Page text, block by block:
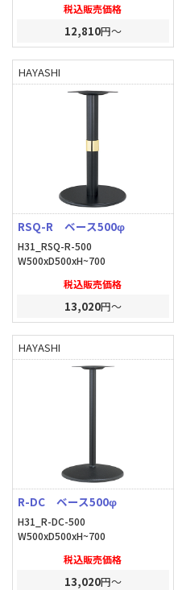
税込販売価格
12,810円～
HAYASHI
RSQ-R ベース500φ
H31_RSQ-R-500
W500xD500xH~700
税込販売価格
13,020円～
HAYASHI
R-DC ベース500φ
H31_R-DC-500
W500xD500xH~700
税込販売価格
13,020円～